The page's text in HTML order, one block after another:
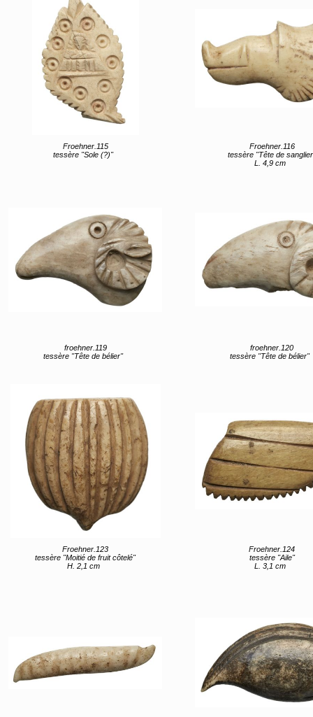
Froehner.115
tessère "Sole (?)"
Froehner.116
tessère "Tête de
L. 4,9 cm
froehner.119
tessère "Tête de bélier"
froehner.120
tessère "Tête de bélier"
Froehner.123
tessère "Moitié de fruit côtelé"
H. 2,1 cm
Froehner.124
tessère "Aile"
L. 3,1 cm